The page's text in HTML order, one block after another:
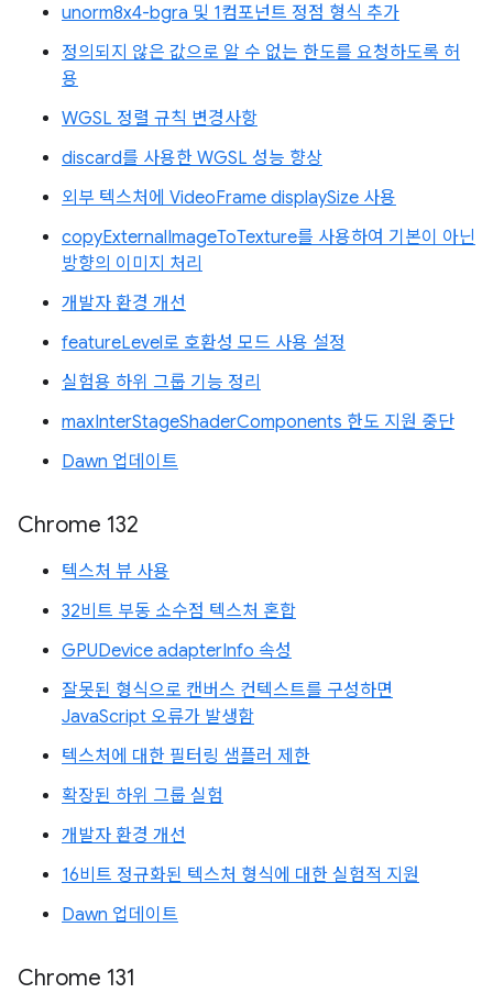
unorm8x4-bgra 및 1컴포넌트 정점 형식 추가
정의되지 않은 값으로 알 수 없는 한도를 요청하도록 허
용
WGSL 정렬 규칙 변경사항
discard를 사용한 WGSL 성능 향상
외부 텍스처에 VideoFrame displaySize 사용
copyExternalImageToTexture를 사용하여 기본이 아닌
방향의 이미지 처리
개발자 환경 개선
featureLevel로 호환성 모드 사용 설정
실험용 하위 그룹 기능 정리
maxInterStageShaderComponents 한도 지원 중단
Dawn 업데이트
Chrome 132
텍스처 뷰 사용
32비트 부동 소수점 텍스처 혼합
GPUDevice adapterInfo 속성
잘못된 형식으로 캔버스 컨텍스트를 구성하면
JavaScript 오류가 발생함
텍스처에 대한 필터링 샘플러 제한
확장된 하위 그룹 실험
개발자 환경 개선
16비트 정규화된 텍스처 형식에 대한 실험적 지원
Dawn 업데이트
Chrome 131